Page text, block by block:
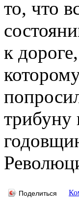
то, что
к
трибуну
Поделиться